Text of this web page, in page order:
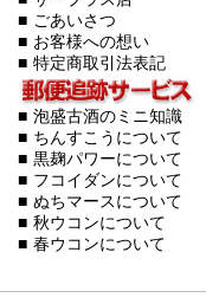
■ ごあいさつ
■ お客様への想い
■ 特定商取引法表記
■ 泡盛古酒のミニ知識
■ ちんすこうについて
■ 黒麹パワーについて
■ フコイダンについて
■ ぬちマースについて
■ 秋ウコンについて
■ 春ウコンについて